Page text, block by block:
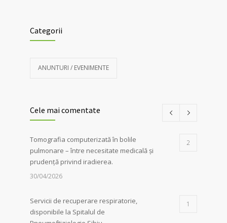
Categorii
ANUNTURI / EVENIMENTE
Cele mai comentate
Tomografia computerizată în bolile
pulmonare – între necesitate medicală și
prudență privind iradierea.
2
30/04/2026
Servicii de recuperare respiratorie,
disponibile la Spitalul de
1